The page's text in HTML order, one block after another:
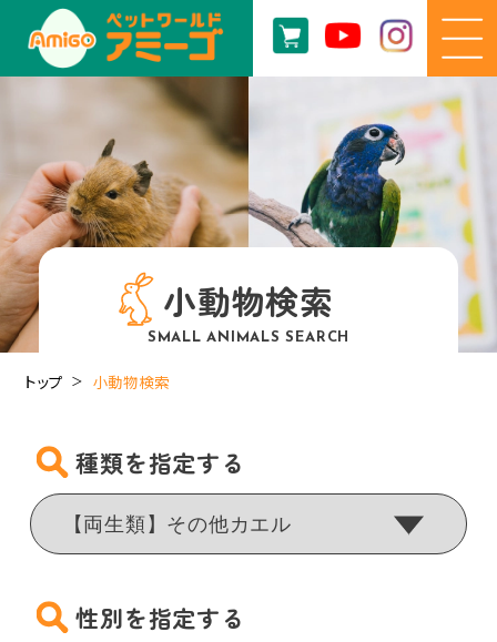
小動物検索
SMALL ANIMALS SEARCH
トップ 小動物検索
種類を指定する
性別を指定する